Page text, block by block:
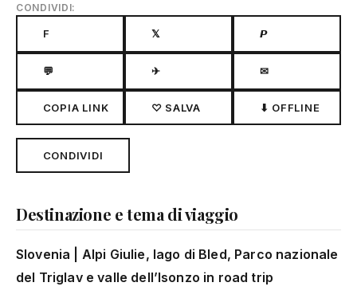
CONDIVIDI:
F 𝕏 𝙋
💬 ✈ ✉
COPIA LINK ♡ SALVA ⬇ OFFLINE
CONDIVIDI
Destinazione e tema di viaggio
Slovenia | Alpi Giulie, lago di Bled, Parco nazionale
del Triglav e valle dell’Isonzo in road trip